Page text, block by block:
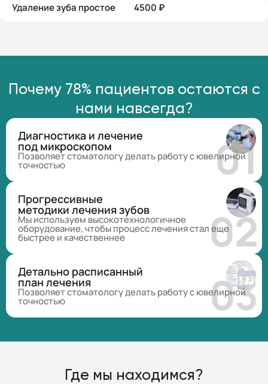
Удаление зуба простое 4500 ₽
Почему 78% пациентов остаются с
нами навсегда?
Диагностика и лечение
под микроскопом
Позволяет стоматологу делать работу с ювелирной
точностью
Прогрессивные
методики лечения зубов
Мы используем высокотехнологичное
оборудование, чтобы процесс лечения стал еще
быстрее и качественнее
Детально расписанный
план лечения
Позволяет стоматологу делать работу с ювелирной
точностью
Где мы находимся?